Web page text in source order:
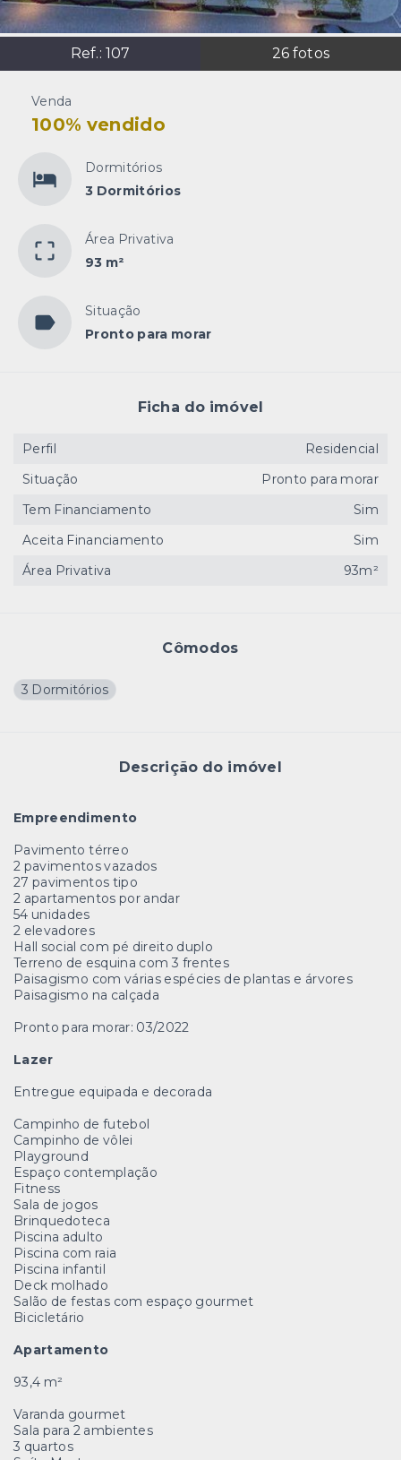
Ref.: 107 26 fotos
Venda
100% vendido
Dormitórios
3 Dormitórios
Área Privativa
93 m²
Situação
Pronto para morar
Cômodos
3 Dormitórios
Descrição do imóvel
Empreendimento
Pavimento térreo
2 pavimentos vazados
27 pavimentos tipo
2 apartamentos por andar
54 unidades
2 elevadores
Hall social com pé direito duplo
Terreno de esquina com 3 frentes
Paisagismo com várias espécies de plantas e árvores
Paisagismo na calçada
Pronto para morar: 03/2022
Lazer
Entregue equipada e decorada
Campinho de futebol
Campinho de vôlei
Playground
Espaço contemplação
Fitness
Sala de jogos
Brinquedoteca
Piscina adulto
Piscina com raia
Piscina infantil
Deck molhado
Salão de festas com espaço gourmet
Bicicletário
Apartamento
93,4 m²
Varanda gourmet
Sala para 2 ambientes
3 quartos
Ficha do imóvel
Perfil
Residencial
Situação
Pronto para morar
Tem Financiamento
Sim
Aceita Financiamento
Sim
Área Privativa
93m²